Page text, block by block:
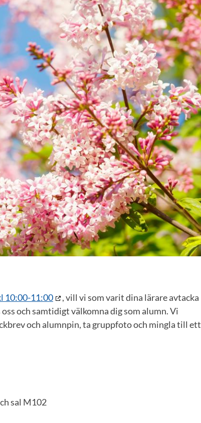
10:00-11:00
, vill vi som varit dina lärare avtacka
och samtidigt välkomna dig som alumn. Vi
och alumnpin, ta gruppfoto och mingla till ett
sal M102